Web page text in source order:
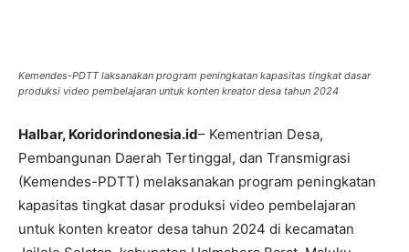
Kemendes-PDTT laksanakan program peningkatan kapasitas tingkat dasar
produksi video pembelajaran untuk konten kreator desa tahun 2024
Halbar, Koridorindonesia.id– Kementrian Desa,
Pembangunan Daerah Tertinggal, dan Transmigrasi
(Kemendes-PDTT) melaksanakan program peningkatan
kapasitas tingkat dasar produksi video pembelajaran
untuk konten kreator desa tahun 2024 di kecamatan